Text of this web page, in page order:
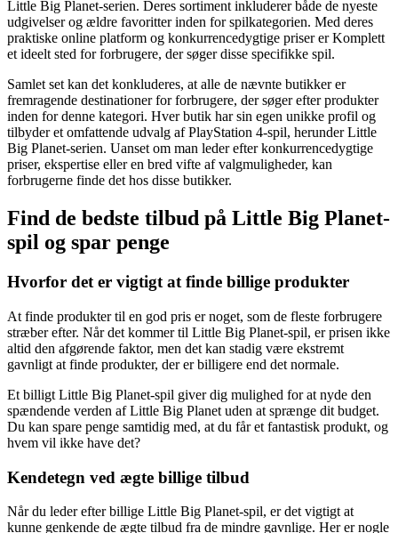
Little Big Planet-serien. Deres sortiment inkluderer både de nyeste
udgivelser og ældre favoritter inden for spilkategorien. Med deres
praktiske online platform og konkurrencedygtige priser er Komplett
et ideelt sted for forbrugere, der søger disse specifikke spil.
Samlet set kan det konkluderes, at alle de nævnte butikker er
fremragende destinationer for forbrugere, der søger efter produkter
inden for denne kategori. Hver butik har sin egen unikke profil og
tilbyder et omfattende udvalg af PlayStation 4-spil, herunder Little
Big Planet-serien. Uanset om man leder efter konkurrencedygtige
priser, ekspertise eller en bred vifte af valgmuligheder, kan
forbrugerne finde det hos disse butikker.
Find de bedste tilbud på Little Big Planet-
spil og spar penge
Hvorfor det er vigtigt at finde billige produkter
At finde produkter til en god pris er noget, som de fleste forbrugere
stræber efter. Når det kommer til Little Big Planet-spil, er prisen ikke
altid den afgørende faktor, men det kan stadig være ekstremt
gavnligt at finde produkter, der er billigere end det normale.
Et billigt Little Big Planet-spil giver dig mulighed for at nyde den
spændende verden af Little Big Planet uden at sprænge dit budget.
Du kan spare penge samtidig med, at du får et fantastisk produkt, og
hvem vil ikke have det?
Kendetegn ved ægte billige tilbud
Når du leder efter billige Little Big Planet-spil, er det vigtigt at
kunne genkende de ægte tilbud fra de mindre gavnlige. Her er nogle